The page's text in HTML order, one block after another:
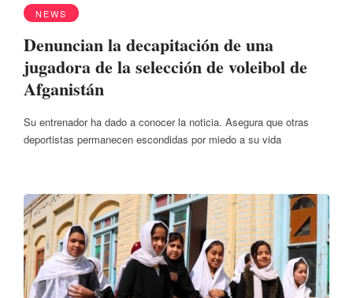
NEWS
Denuncian la decapitación de una
jugadora de la selección de voleibol de
Afganistán
Su entrenador ha dado a conocer la noticia. Asegura que otras
deportistas permanecen escondidas por miedo a su vida